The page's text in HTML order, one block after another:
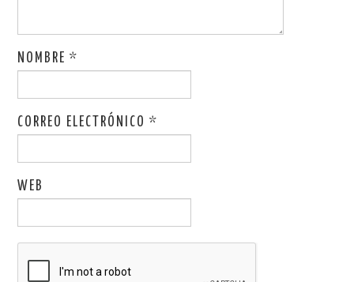
NOMBRE*
CORREO ELECTRÓNICO*
WEB